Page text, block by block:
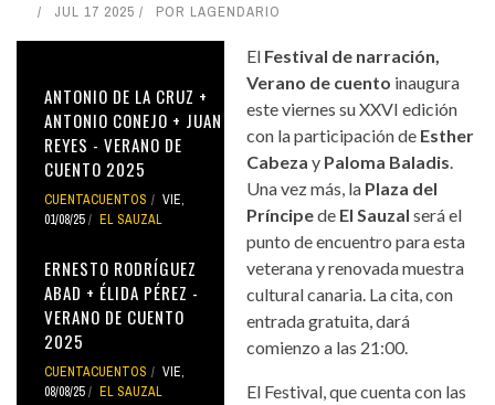
JUL 17 2025 POR LAGENDARIO
ANTONIO DE LA CRUZ +
ANTONIO CONEJO + JUAN
REYES - VERANO DE
CUENTO 2025
CUENTACUENTOS
VIE,
01/08/25
EL SAUZAL
ERNESTO RODRÍGUEZ
ABAD + ÉLIDA PÉREZ -
VERANO DE CUENTO
2025
CUENTACUENTOS
VIE,
08/08/25
EL SAUZAL
El Festival de narración,
Verano de cuento inaugura
este viernes su XXVI edición
con la participación de Esther
Cabeza y Paloma Baladis
Una vez más, la Plaza del
Príncipede El Sauzal será el
punto de encuentro para esta
veterana y renovada muestra
cultural canaria. La cita, con
entrada gratuita, dará
comienzo a las 21:00.
El Festival, que cuenta con las